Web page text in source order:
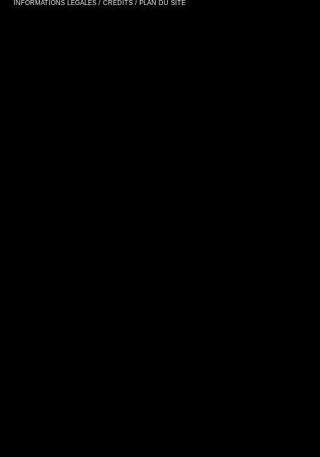
INFORMATIONS LEGALES / CREDITS / PLAN DU SITE